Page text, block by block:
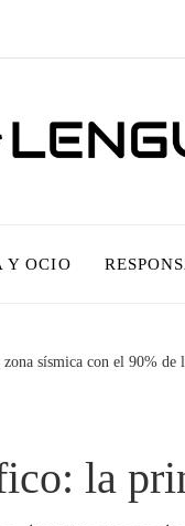
Y OCIO
sísmica con el 90% de
la